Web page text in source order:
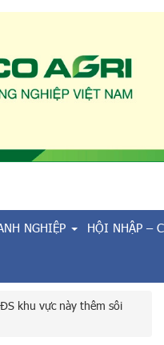
NGHIỆP HỘI NHẬP –
khu vực này thêm sôi